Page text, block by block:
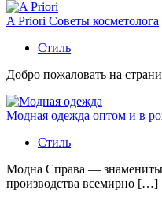
A Priori Советы косметолога
Стиль
Добро пожаловать на
Модная одежда оптом и в
Стиль
Модна Справа —
производства всемирно […]